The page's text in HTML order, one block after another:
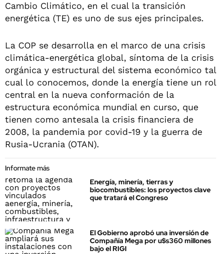
Cambio Climático, en el cual la transición
energética (TE) es uno de sus ejes principales.
La COP se desarrolla en el marco de una crisis
climática-energética global, síntoma de la crisis
orgánica y estructural del sistema económico tal
cual lo conocemos, donde la energía tiene un rol
central en la nueva conformación de la
estructura económica mundial en curso, que
tienen como antesala la crisis financiera de
2008, la pandemia por covid-19 y la guerra de
Rusia-Ucrania (OTAN).
Informate más
Energía, minería, tierras y
biocombustibles: los proyectos clave
que tratará el Congreso
El Gobierno aprobó una inversión de
Compañía Mega por u$s360 millones
bajo el RIGI